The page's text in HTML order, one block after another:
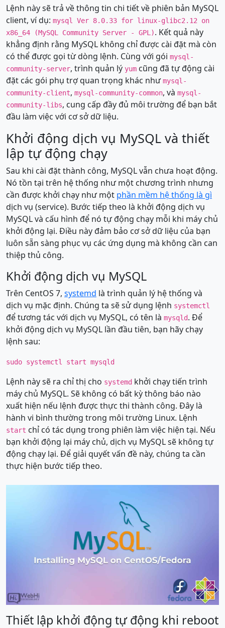
Lệnh này sẽ trả về thông tin chi tiết về phiên bản MySQL
client, ví dụ: mysql Ver 8.0.33 for linux-glibc2.12 on
x86_64 (MySQL Community Server - GPL). Kết quả này
khẳng định rằng MySQL không chỉ được cài đặt mà còn
có thể được gọi từ dòng lệnh. Cùng với gói mysql-
community-server, trình quản lý yum cũng đã tự động cài
đặt các gói phụ trợ quan trọng khác nhưmysql-
community-client, mysql-community-common, và mysql-
community-libs, cung cấp đầy đủ môi trường để bạn bắt
đầu làm việc với cơ sở dữ liệu.
Khởi động dịch vụ MySQL và thiết
lập tự động chạy
Sau khi cài đặt thành công, MySQL vẫn chưa hoạt động.
Nó tồn tại trên hệ thống như một chương trình nhưng
cần được khởi chạy như một phần mềm hệ thống là gì
dịch vụ (service). Bước tiếp theo là khởi động dịch vụ
MySQL và cấu hình để nó tự động chạy mỗi khi máy chủ
khởi động lại. Điều này đảm bảo cơ sở dữ liệu của bạn
luôn sẵn sàng phục vụ các ứng dụng mà không cần can
thiệp thủ công.
Khởi động dịch vụ MySQL
Trên CentOS 7, systemd là trình quản lý hệ thống và
dịch vụ mặc định. Chúng ta sẽ sử dụng lệnh systemctl
để tương tác với dịch vụ MySQL, có tên là mysqld. Để
khởi động dịch vụ MySQL lần đầu tiên, bạn hãy chạy
lệnh sau:
sudo systemctl start mysqld
Lệnh này sẽ ra chỉ thị cho systemd khởi chạy tiến trình
máy chủ MySQL. Sẽ không có bất kỳ thông báo nào
xuất hiện nếu lệnh được thực thi thành công. Đây là
hành vi bình thường trong môi trường Linux. Lệnh
start chỉ có tác dụng trong phiên làm việc hiện tại. Nếu
bạn khởi động lại máy chủ, dịch vụ MySQL sẽ không tự
động chạy lại. Để giải quyết vấn đề này, chúng ta cần
thực hiện bước tiếp theo.
Thiết lập khởi động tự động khi reboot